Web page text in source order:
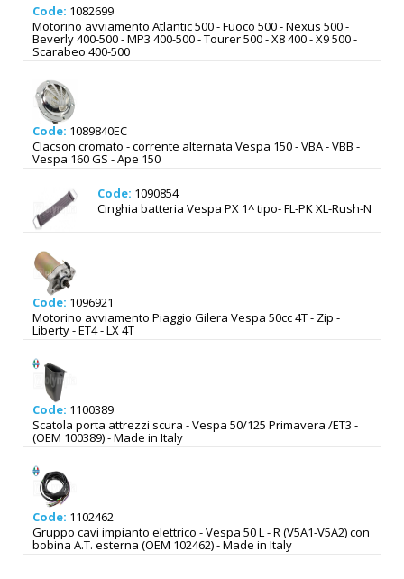
Code: 1082699
Motorino avviamento Atlantic 500 - Fuoco 500 - Nexus 500 -
Beverly 400-500 - MP3 400-500 - Tourer 500 - X8 400 - X9 500 -
Scarabeo 400-500
Code: 1089840EC
Clacson cromato - corrente alternata Vespa 150 - VBA - VBB -
Vespa 160 GS - Ape 150
Code: 1090854
Cinghia batteria Vespa PX 1^ tipo- FL-PK XL-Rush-N
Code: 1096921
Motorino avviamento Piaggio Gilera Vespa 50cc 4T - Zip -
Liberty - ET4 - LX 4T
Code: 1100389
Scatola porta attrezzi scura - Vespa 50/125 Primavera /ET3 -
(OEM 100389) - Made in Italy
Code: 1102462
Gruppo cavi impianto elettrico - Vespa 50 L - R (V5A1-V5A2) con
bobina A.T. esterna (OEM 102462) - Made in Italy